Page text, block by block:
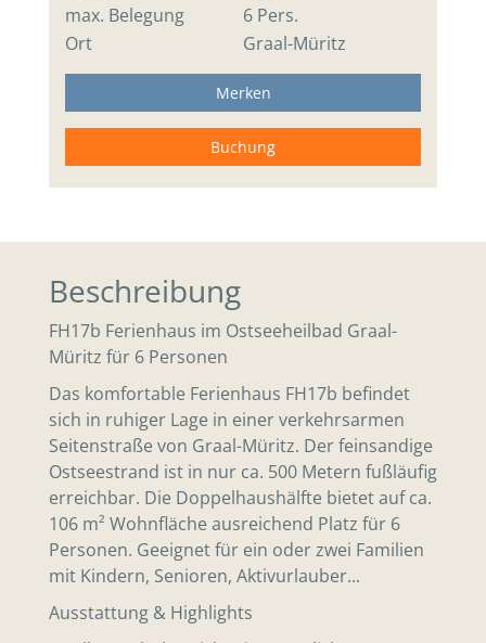
max. Belegung
6 Pers.
Ort
Graal-Müritz
Merken
Buchung
Beschreibung
FH17b Ferienhaus im Ostseeheilbad Graal-
Müritz für 6 Personen
Das komfortable Ferienhaus FH17b befindet
sich in ruhiger Lage in einer verkehrsarmen
Seitenstraße von Graal-Müritz. Der feinsandige
Ostseestrand ist in nur ca. 500 Metern fußläufig
erreichbar. Die Doppelhaushälfte bietet auf ca.
106 m² Wohnfläche ausreichend Platz für 6
Personen. Geeignet für ein oder zwei Familien
mit Kindern, Senioren, Aktivurlauber...
Ausstattung & Highlights